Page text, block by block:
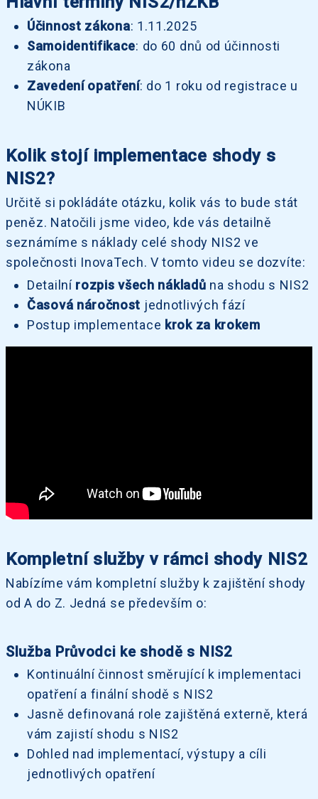
Účinnost zákona: 1.11.2025
Samoidentifikace: do 60 dnů od účinnosti
zákona
Zavedení opatření: do 1 roku od registrace u
NÚKIB
Kolik stojí implementace shody s
NIS2?
Určitě si pokládáte otázku, kolik vás to bude stát
peněz. Natočili jsme video, kde vás detailně
seznámíme s náklady celé shody NIS2 ve
společnosti InovaTech. V tomto videu se dozvíte:
Detailní rozpis všech nákladů na shodu s NIS2
Časová náročnost jednotlivých fází
Postup implementace krok za krokem
Kompletní služby v rámci shody NIS2
Nabízíme vám kompletní služby k zajištění shody
od A do Z. Jedná se především o:
Služba Průvodci ke shodě s NIS2
Kontinuální činnost směrující k implementaci
opatření a finální shodě s NIS2
Jasně definovaná role zajištěná externě, která
vám zajistí shodu s NIS2
Dohled nad implementací, výstupy a cíli
jednotlivých opatření